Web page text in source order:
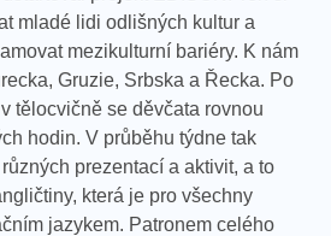
mladé lidi odlišných kultur a
mezikulturní bariéry. K nám
Gruzie, Srbska a Řecka. Po
tělocvičně se děvčata rovnou
hodin. V průběhu týdne tak
prezentací a aktivit, a to
která je pro všechny
jazykem. Patronem celého